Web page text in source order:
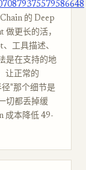
的 Deep
做更长的活，
工具描述、
是在支持的地
让正常的
"那个细节是
切都丢掉缓
成本降低 49-